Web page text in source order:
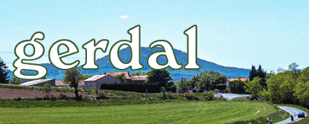
contenu